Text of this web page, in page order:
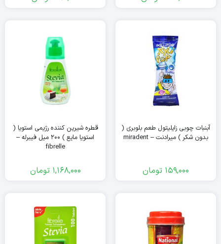
آبنبات چوبی زایلیتول طعم بلوبری (
بدون شکر ) میرادنت – miradent
159,000 تومان
قطره شیرین کننده رژیمی استویا (
استویا مایع ) ۲۰۰ میل فیبرله –
fibrelle
1,168,000 تومان